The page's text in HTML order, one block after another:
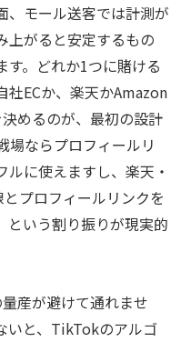
、モール送客では計測が
上がると安定するもの
す。どれか1つに賭ける
社ECか、楽天かAmazon
めるのが、最初の設計
場ならプロフィールリ
に使えますし、楽天・
プロフィールリンクを
という割り振りが現実的
産が避けて通れませ
いと、TikTokのアルゴ